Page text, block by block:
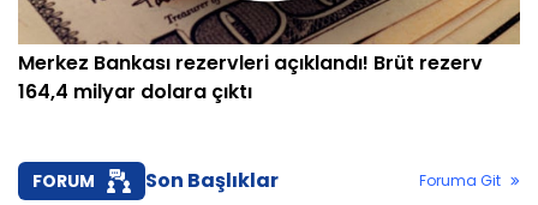
Merkez Bankası rezervleri açıklandı! Brüt rezerv
164,4 milyar dolara çıktı
FORUM Son Başlıklar Foruma Git